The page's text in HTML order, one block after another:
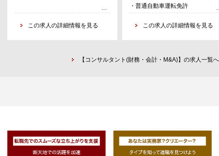
務改革）この求人の詳細情報を見る
・普通自動車運転免許
この求人の詳細情報を見る
【コンサルタント(財務・会計・M&A)】の求人一覧へ